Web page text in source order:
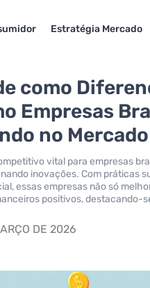
Estratégia Mercado
como
Empresas
no Mercado
vital para empresas
inovações. Com práticas
essas empresas não só
positivos, destacando-
DE 2026